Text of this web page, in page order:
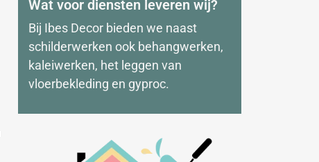
Wat voor diensten leveren wij?
Bij Ibes Decor bieden we naast
schilderwerken ook behangwerken,
kaleiwerken, het leggen van
vloerbekleding en gyproc.